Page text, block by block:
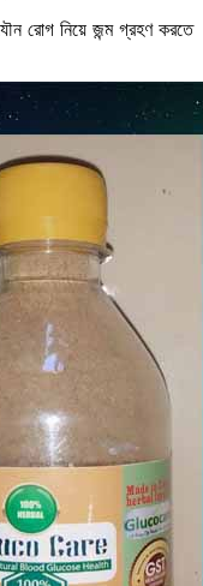
রোগ নিয়ে জন্ম গ্রহণ করতে